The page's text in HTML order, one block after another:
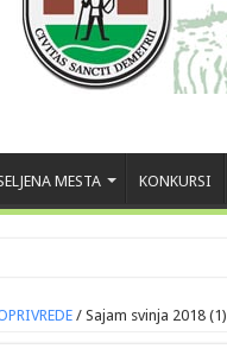
MESTA KONKURSI
/ Sajam svinja 2018 (1)